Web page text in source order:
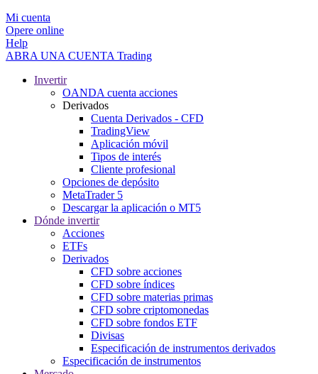
Mi cuenta
Opere online
Help
ABRA UNA CUENTA Trading
Invertir
OANDA cuenta acciones
Derivados
Cuenta Derivados - CFD
TradingView
Aplicación móvil
Tipos de interés
Cliente profesional
Opciones de depósito
MetaTrader 5
Descargar la aplicación o MT5
Dónde invertir
Acciones
ETFs
Derivados
CFD sobre acciones
CFD sobre índices
CFD sobre materias primas
CFD sobre criptomonedas
CFD sobre fondos ETF
Divisas
Especificación de instrumentos derivados
Especificación de instrumentos